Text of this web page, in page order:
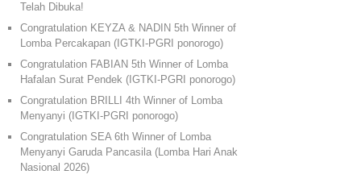
Telah Dibuka!
Congratulation KEYZA & NADIN 5th Winner of
Lomba Percakapan (IGTKI-PGRI ponorogo)
Congratulation FABIAN 5th Winner of Lomba
Hafalan Surat Pendek (IGTKI-PGRI ponorogo)
Congratulation BRILLI 4th Winner of Lomba
Menyanyi (IGTKI-PGRI ponorogo)
Congratulation SEA 6th Winner of Lomba
Menyanyi Garuda Pancasila (Lomba Hari Anak
Nasional 2026)